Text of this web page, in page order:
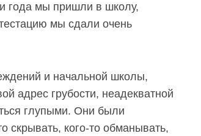
года мы пришли в школу,
мы сдали очень
и начальной школы,
адрес грубости, неадекватной
глупыми. Они были
кого-то обманывать,